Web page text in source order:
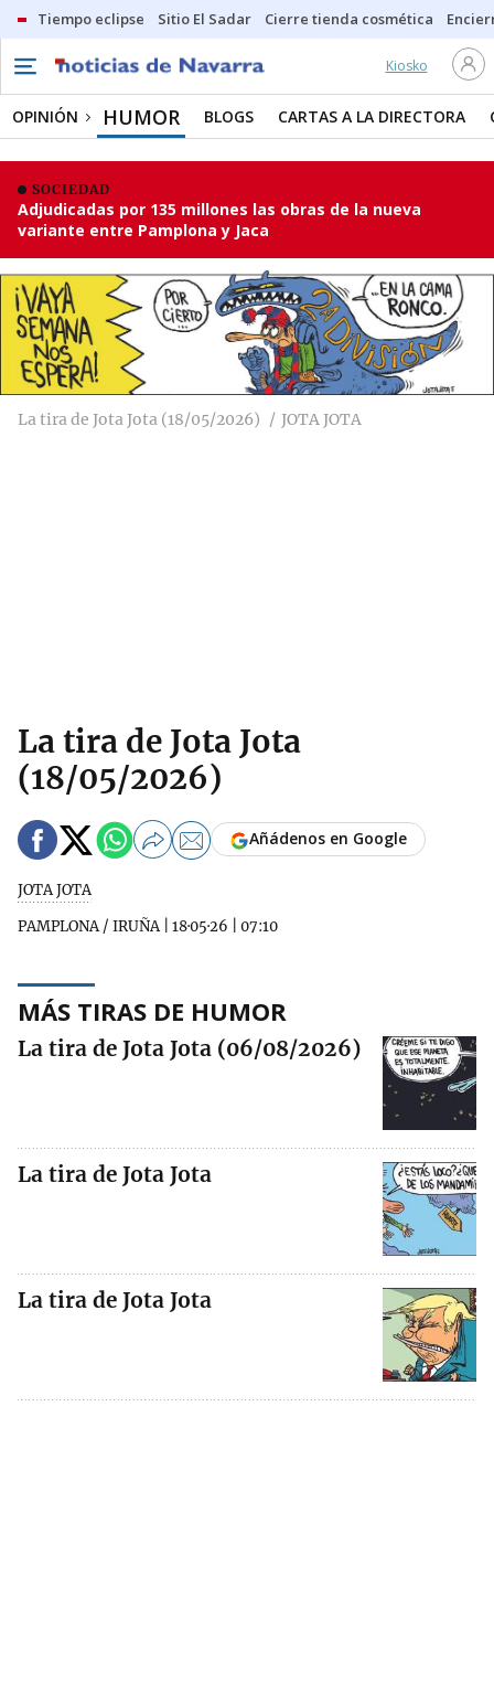
Tiempo eclipse Sitio El Sadar Cierre tienda cosmética
Kiosko
OPINIÓN HUMOR BLOGS CARTAS A LA DIRECTORA
SOCIEDAD
Adjudicadas por 135 millones las obras de la nueva
variante entre Pamplona y Jaca
La tira de Jota Jota (18/05/2026) JOTA JOTA
La tira de Jota Jota
(18/05/2026)
JOTA JOTA
PAMPLONA / IRUÑA| 18·05·26 07:10
Añádenos en Google
MÁS TIRAS DE HUMOR
La tira de Jota Jota (06/08/2026)
La tira de Jota Jota
La tira de Jota Jota